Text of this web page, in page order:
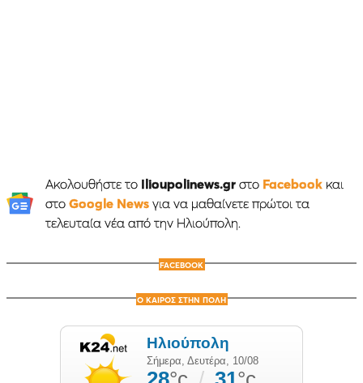
Ακολουθήστε το Ilioupolinews.grστο Facebookκαι
στο Google Newsγια να μαθαίνετε πρώτοι τα
τελευταία νέα από την Ηλιούπολη.
FACEBOOK
Ο ΚΑΙΡΟΣ ΣΤΗΝ ΠΟΛΗ